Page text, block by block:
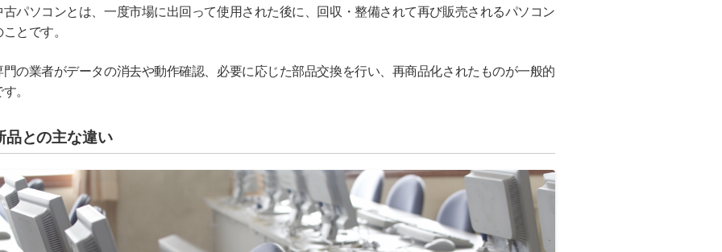
古パソコンとは、一度市場に出回って使用された後に、回収・整備されて再び販売されるパソコン
とです。
門の業者がデータの消去や動作確認、必要に応じた部品交換を行い、再商品化されたものが一般的
。
品との主な違い